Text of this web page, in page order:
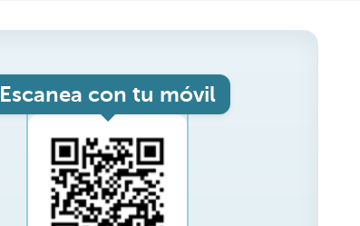
Escanea con tu móvil